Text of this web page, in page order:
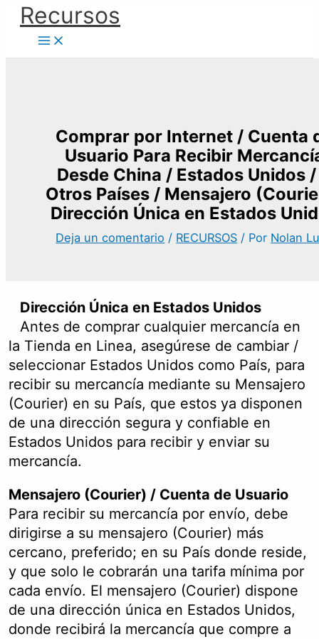
contenido
Recursos
Comprar por Internet / Cuenta
Usuario Para Recibir
Desde China / Estados Unidos
Otros Países / Mensajero
Dirección Única en Estados
Deja un comentario / RECURSOS / Por Nolan
Dirección Única en Estados Unidos
Antes de comprar cualquier mercancía en
la Tienda en Linea, asegúrese de cambiar /
seleccionar Estados Unidos como País, para
recibir su mercancía mediante su Mensajero
(Courier) en su País, que estos ya disponen
de una dirección segura y confiable en
Estados Unidos para recibir y enviar su
mercancía.
Mensajero (Courier) / Cuenta de Usuario
Para recibir su mercancía por envío, debe
dirigirse a su mensajero (Courier) más
cercano, preferido; en su País donde reside,
y que solo le cobrarán una tarifa mínima por
cada envío. El mensajero (Courier) dispone
de una dirección única en Estados Unidos,
donde recibirá la mercancía que compre a